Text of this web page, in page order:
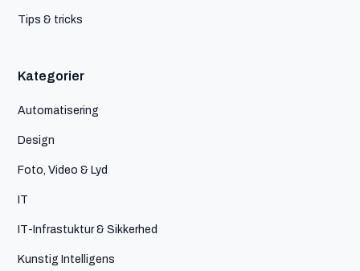
Tips & tricks
Kategorier
Automatisering
Design
Foto, Video & Lyd
IT
IT-Infrastuktur & Sikkerhed
Kunstig Intelligens